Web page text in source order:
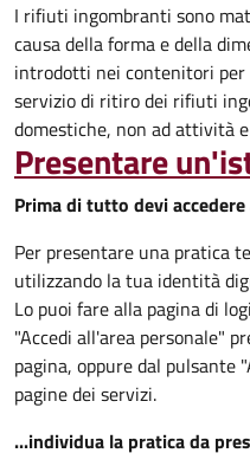
I rifiuti ingombranti sono
causa della forma e della
introdotti nei contenitori per
servizio di ritiro dei rifiuti
domestiche, non ad attività
Presentare
Prima di tutto devi
Per presentare una pratica
utilizzando la tua identità
Lo puoi fare alla pagina di
"Accedi all'area personale"
pagina, oppure dal pulsante
pagine dei servizi.
...individua la pratica da